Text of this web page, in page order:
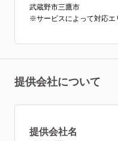
武蔵野市三鷹市
※サービスによって対応エ
提供会社について
提供会社名